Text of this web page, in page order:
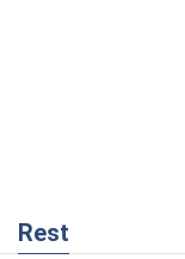
Rest